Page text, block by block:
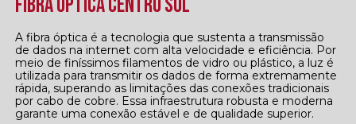
A fibra óptica é a tecnologia que sustenta a transmissão
de dados na internet com alta velocidade e eficiência. Por
meio de finíssimos filamentos de vidro ou plástico, a luz é
utilizada para transmitir os dados de forma extremamente
rápida, superando as limitações das conexões tradicionais
por cabo de cobre. Essa infraestrutura robusta e moderna
garante uma conexão estável e de qualidade superior.